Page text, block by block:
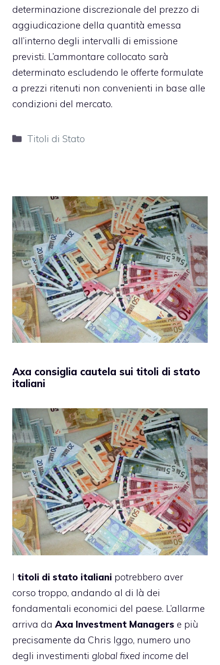
determinazione discrezionale del prezzo di
aggiudicazione della quantità emessa
all’interno degli intervalli di emissione
previsti. L’ammontare collocato sarà
determinato escludendo le offerte formulate
a prezzi ritenuti non convenienti in base alle
condizioni del mercato.
Categorie
Titoli di Stato
Axa consiglia cautela sui titoli di stato
italiani
I titoli di stato italiani potrebbero aver
corso troppo, andando al di là dei
fondamentali economici del paese. L’allarme
arriva da Axa Investment Managers e più
precisamente da Chris Iggo, numero uno
degli investimenti global fixed income del